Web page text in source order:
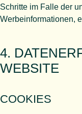
Schritte im Falle der
Werbeinformationen,
4.
WEBSITE
COOKIES